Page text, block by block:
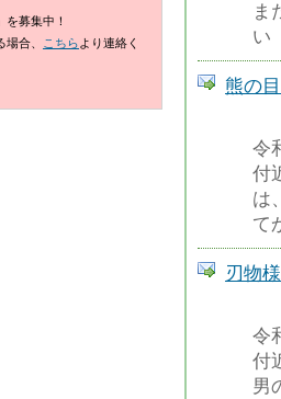
ま
い
熊の
令
付
は
て
刃物
令
付
男
を募集中！
合、
こちら より連絡く